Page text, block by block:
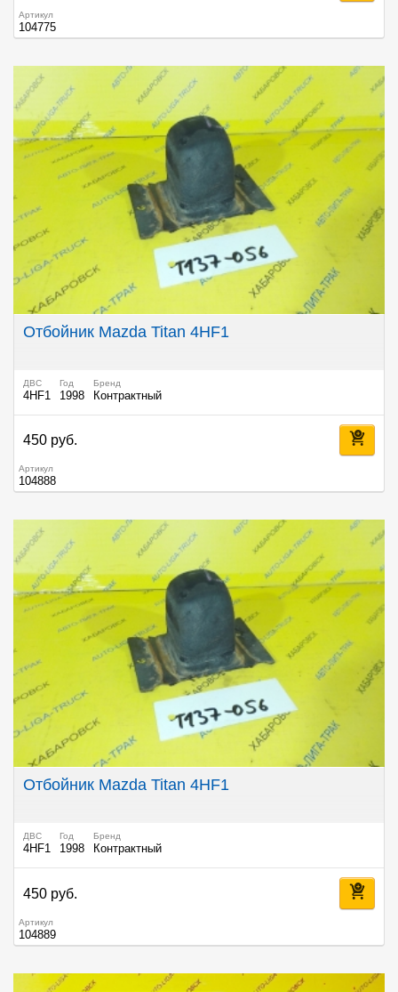
Артикул
104775
Отбойник Mazda Titan 4HF1
ДВС
4HF1
Год
1998
Бренд
Контрактный
450 руб.
Артикул
104888
Отбойник Mazda Titan 4HF1
ДВС
4HF1
Год
1998
Бренд
Контрактный
450 руб.
Артикул
104889